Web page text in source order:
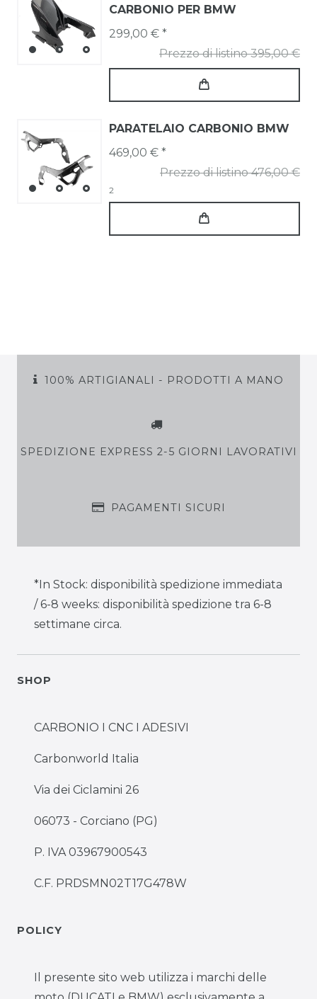
CARBONIO PER BMW
Prezzo di listino 395,00 €
299,00 € *
PARATELAIO CARBONIO BMW
Prezzo di listino 476,00 €
469,00 € *
2
100% ARTIGIANALI - PRODOTTI A MANO
SPEDIZIONE EXPRESS 2-5 GIORNI LAVORATIVI
PAGAMENTI SICURI
*In Stock: disponibilità spedizione immediata
/ 6-8 weeks: disponibilità spedizione tra 6-8
settimane circa.
SHOP
CARBONIO I CNC I ADESIVI
Carbonworld Italia
Via dei Ciclamini 26
06073 - Corciano (PG)
P. IVA 03967900543
C.F. PRDSMN02T17G478W
POLICY
Il presente sito web utilizza i marchi delle